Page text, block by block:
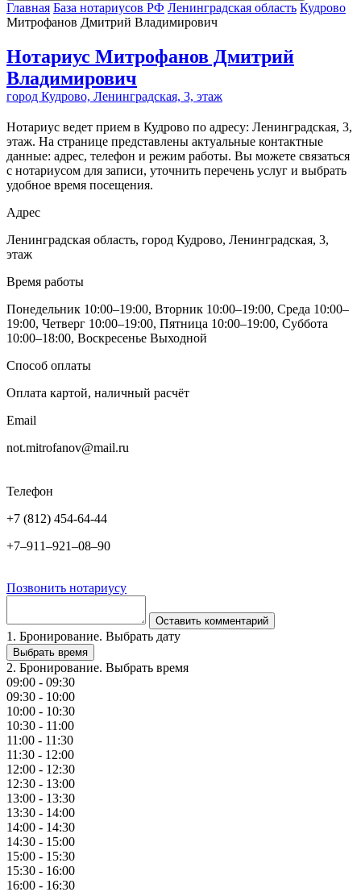
Главная База нотариусов РФ Ленинградская область Кудрово
Митрофанов Дмитрий Владимирович
Нотариус Митрофанов Дмитрий
Владимирович
город Кудрово, Ленинградская, 3, этаж
Нотариус ведет прием в Кудрово по адресу: Ленинградская, 3,
этаж. На странице представлены актуальные контактные
данные: адрес, телефон и режим работы. Вы можете связаться
с нотариусом для записи, уточнить перечень услуг и выбрать
удобное время посещения.
Адрес
Ленинградская область, город Кудрово, Ленинградская, 3,
этаж
Время работы
Понедельник 10:00–19:00, Вторник 10:00–19:00, Среда 10:00–
19:00, Четверг 10:00–19:00, Пятница 10:00–19:00, Суббота
10:00–18:00, Воскресенье Выходной
Способ оплаты
Оплата картой, наличный расчёт
Email
not.mitrofanov@mail.ru
Телефон
+7 (812) 454-64-44
+7‒911‒921‒08‒90
Позвонить нотариусу
Оставить комментарий
1. Бронирование. Выбрать дату
Выбрать время
2. Бронирование. Выбрать время
09:00 - 09:30
09:30 - 10:00
10:00 - 10:30
10:30 - 11:00
11:00 - 11:30
11:30 - 12:00
12:00 - 12:30
12:30 - 13:00
13:00 - 13:30
13:30 - 14:00
14:00 - 14:30
14:30 - 15:00
15:00 - 15:30
15:30 - 16:00
16:00 - 16:30